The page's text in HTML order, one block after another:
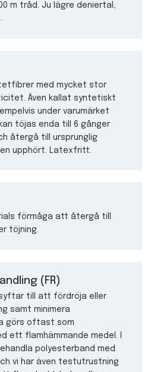
m tråd. Ju lägre deniertal,
med mycket stor
Även kallat syntetiskt
under varumärket
kan töjas enda till 6 gånger
återgå till ursprunglig
upphört. Latexfritt.
förmåga att återgå till
töjning.
(FR)
syftar till att fördröja eller
samt minimera
görs oftast som
ett flamhämmande medel. I
polyesterband med
vi har även testutrustning